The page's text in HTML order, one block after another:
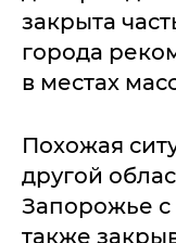
закрыта
города
в местах
Похожая
другой
Запорожье с
также